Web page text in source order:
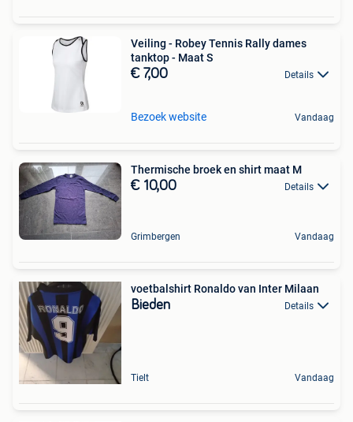
Veiling - Robey Tennis Rally dames
tanktop - Maat S
€ 7,00 Details
Bezoek website Vandaag
Thermische broek en shirt maat M
€ 10,00 Details
Grimbergen Vandaag
voetbalshirt Ronaldo van Inter Milaan
Bieden Details
Tielt Vandaag